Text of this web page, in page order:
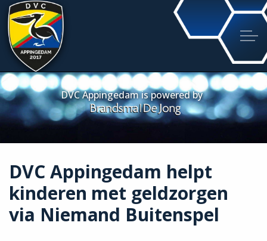
DVC Appingedam helpt
kinderen met geldzorgen
via Niemand Buitenspel